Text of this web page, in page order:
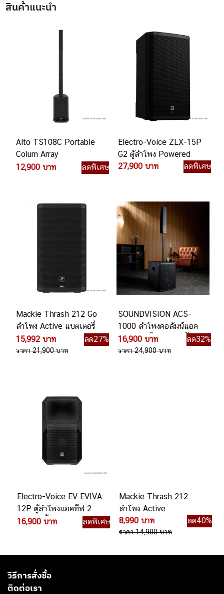
สินค้าแนะนำ
Alto TS108C Portable
Colum Array
Loudspeaker ลำโพง
12,900 บาท ลดพิเศษ
Electro-Voice ZLX-15P
G2 ตู้ลำโพง Powered
27,900 บาท
ลดพิเศษ
Mackie Thrash 212 Go
ลำโพง Active แบตเตอรี่
ในตัว
15,992 บาท ลด27%
ราคา 21,900 บาท
SOUNDVISION ACS-
1000 ลำโพงคอลัมน์แอค
ทีฟ 4×3 นิ้ว ซับ 10 นิ้ว
ความดัง 125 dB บลูทูธ
16,900 บาท ลด32%
ราคา 24,900 บาท
Electro-Voice EV EVIVA
12P ตู้ลำโพงแอคทีฟ 2
ทาง 12 นิ้ว มีบลทูธ
16,900 บาท ลดพิเศษ
Mackie Thrash 212
ลำโพง Active
8,990 บาท
ลด40%
ราคา 14,900 บาท
วิธีการสั่งซื้อ
ติดต่อเรา